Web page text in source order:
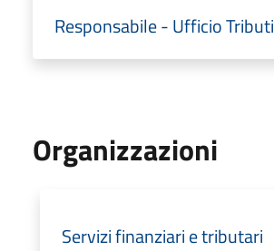
Responsabile - Ufficio Tributi
Organizzazioni
Servizi finanziari e tributari